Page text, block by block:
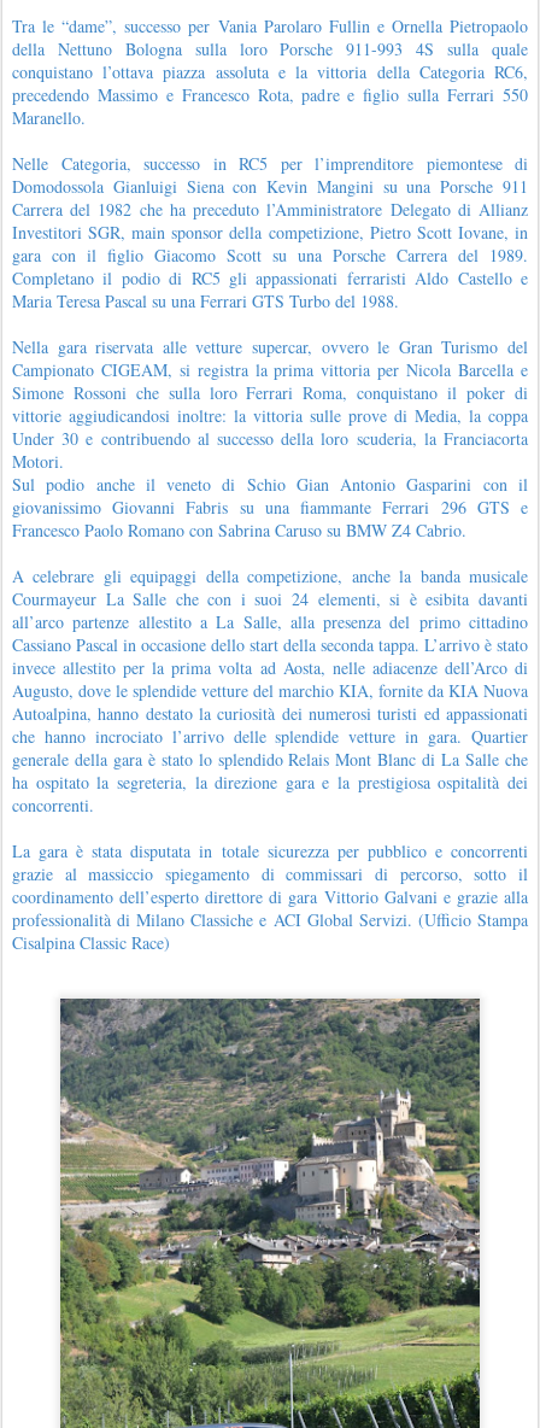
Tra le “dame”, successo per Vania Parolaro Fullin e Ornella Pietropaolo
della Nettuno Bologna sulla loro Porsche 911-993 4S sulla quale
conquistano l’ottava piazza assoluta e la vittoria della Categoria RC6,
precedendo Massimo e Francesco Rota, padre e figlio sulla Ferrari 550
Maranello.
Nelle Categoria, successo in RC5 per l’imprenditore piemontese di
Domodossola Gianluigi Siena con Kevin Mangini su una Porsche 911
Carrera del 1982 che ha preceduto l’Amministratore Delegato di Allianz
Investitori SGR, main sponsor della competizione, Pietro Scott Iovane, in
gara con il figlio Giacomo Scott su una Porsche Carrera del 1989.
Completano il podio di RC5 gli appassionati ferraristi Aldo Castello e
Maria Teresa Pascal su una Ferrari GTS Turbo del 1988.
Nella gara riservata alle vetture supercar, ovvero le Gran Turismo del
Campionato CIGEAM, si registra la prima vittoria per Nicola Barcella e
Simone Rossoni che sulla loro Ferrari Roma, conquistano il poker di
vittorie aggiudicandosi inoltre: la vittoria sulle prove di Media, la coppa
Under 30 e contribuendo al successo della loro scuderia, la Franciacorta
Motori.
Sul podio anche il veneto di Schio Gian Antonio Gasparini con il
giovanissimo Giovanni Fabris su una fiammante Ferrari 296 GTS e
Francesco Paolo Romano con Sabrina Caruso su BMW Z4 Cabrio.
A celebrare gli equipaggi della competizione, anche la banda musicale
Courmayeur La Salle che con i suoi 24 elementi, si è esibita davanti
all’arco partenze allestito a La Salle, alla presenza del primo cittadino
Cassiano Pascal in occasione dello start della seconda tappa. L’arrivo è stato
invece allestito per la prima volta ad Aosta, nelle adiacenze dell’Arco di
Augusto, dove le splendide vetture del marchio KIA, fornite da KIA Nuova
Autoalpina, hanno destato la curiosità dei numerosi turisti ed appassionati
che hanno incrociato l’arrivo delle splendide vetture in gara. Quartier
generale della gara è stato lo splendido Relais Mont Blanc di La Salle che
ha ospitato la segreteria, la direzione gara e la prestigiosa ospitalità dei
concorrenti.
La gara è stata disputata in totale sicurezza per pubblico e concorrenti
grazie al massiccio spiegamento di commissari di percorso, sotto il
coordinamento dell’esperto direttore di gara Vittorio Galvani e grazie alla
professionalità di Milano Classiche e ACI Global Servizi. (Ufficio Stampa
Cisalpina Classic Race)